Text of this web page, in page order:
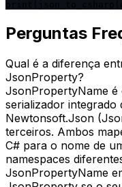
Perguntas
Qual é a diferença
JsonProperty?
JsonPropertyName é
serializador
Newtonsoft.Json
terceiros. Ambos
C# para o nome de
namespaces
JsonPropertyName